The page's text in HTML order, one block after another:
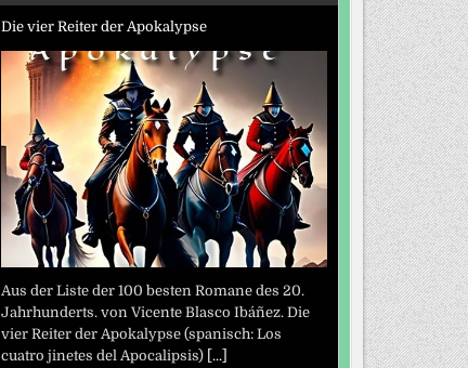
Die vier Reiter der Apokalypse
Aus der Liste der 100 besten Romane des 20.
Jahrhunderts. von Vicente Blasco Ibáñez. Die
vier Reiter der Apokalypse (spanisch: Los
cuatro jinetes del Apocalipsis) [...]